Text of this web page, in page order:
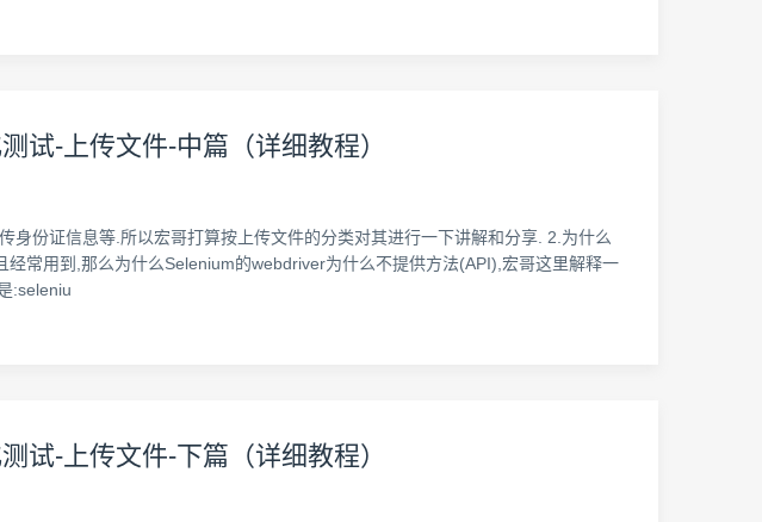
试-上传文件-中篇（详细教程）
份证信息等.所以宏哥打算按上传文件的分类对其进行一下讲解和分享. 2.为什么
常用到,那么为什么Selenium的webdriver为什么不提供方法(API),宏哥这里解释一
:seleniu
试-上传文件-下篇（详细教程）